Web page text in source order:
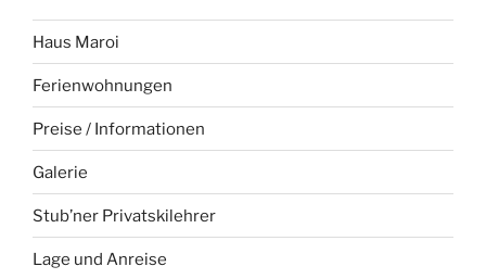
Haus Maroi
Ferienwohnungen
Preise / Informationen
Galerie
Stub’ner Privatskilehrer
Lage und Anreise